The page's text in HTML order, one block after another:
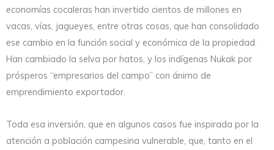
economías cocaleras han invertido cientos de millones en
vacas, vías, jagueyes, entre otras cosas, que han consolidado
ese cambio en la función social y económica de la propiedad.
Han cambiado la selva por hatos, y los indígenas Nukak por
prósperos “empresarios del campo” con ánimo de
emprendimiento exportador.
Toda esa inversión, que en algunos casos fue inspirada por la
atención a población campesina vulnerable, que, tanto en el